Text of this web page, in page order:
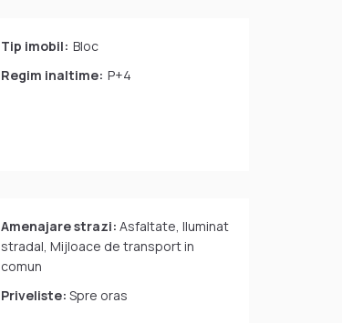
Tip imobil: Bloc
Regim inaltime: P+4
Amenajare strazi: Asfaltate, Iluminat
stradal, Mijloace de transport in
comun
Priveliste: Spre oras